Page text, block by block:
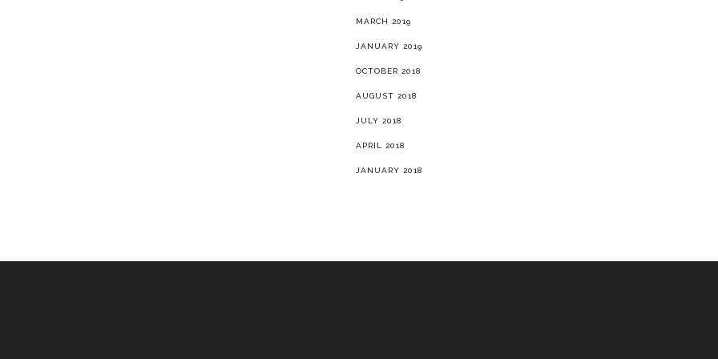
MARCH 2019
JANUARY 2019
OCTOBER 2018
AUGUST 2018
JULY 2018
APRIL 2018
JANUARY 2018